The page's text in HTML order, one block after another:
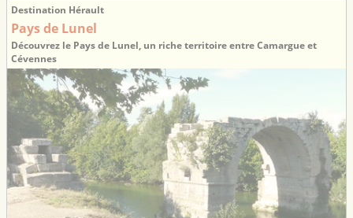
Destination Hérault
Pays de Lunel
Découvrez le Pays de Lunel, un riche territoire entre Camargue et
Cévennes